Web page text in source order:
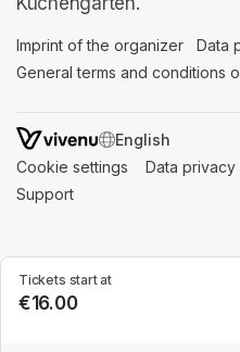
Tickets start at
€16.00
Imprint of the organizer Data
General terms and conditions
SWITCH
Cookie settings (opens in a
Data
Support